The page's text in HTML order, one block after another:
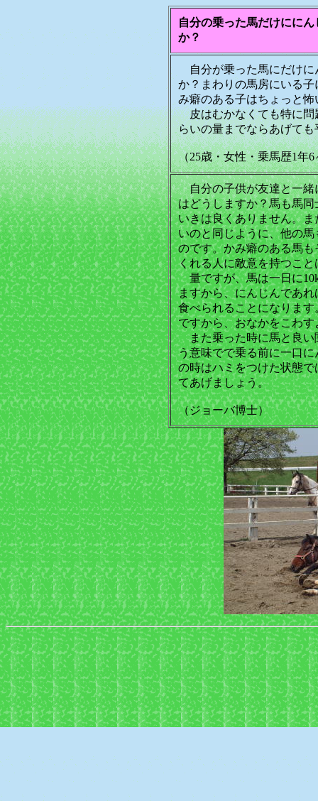
自分の乗った馬だけにに
か？
自分が乗った馬にだけに
か？まわりの馬房にいる
み癖のある子はちょっと
皮はむかなくても特に問
らいの量までならあげて
（25歳・女性・乗馬歴1年6
自分の子供が友達と一緒
はどうしますか？馬も馬
いきは良くありません。
いのと同じように、他の
のです。かみ癖のある馬
くれる人に敵意を持つこ
量ですが、馬は一日に
ますから、にんじんであ
食べられることになりま
ですから、おなかをこわ
また乗った時に馬と良い
う意味でで乗る前に一口
の時はハミをつけた状態
てあげましょう。
（ジョーバ博士）